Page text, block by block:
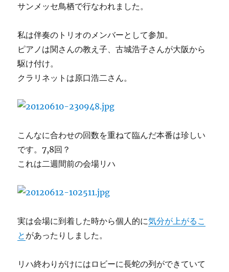
サンメッセ鳥栖で行なわれました。
私は伴奏のトリオのメンバーとして参加。
ピアノは関さんの教え子、古城浩子さんが大阪から
駆け付け。
クラリネットは原口浩二さん。
こんなに合わせの回数を重ねて臨んだ本番は珍しい
です。7,8回？
これは二週間前の会場リハ
実は会場に到着した時から個人的に気分が上がるこ
と があったりしました。
リハ終わりがけにはロビーに長蛇の列ができていて